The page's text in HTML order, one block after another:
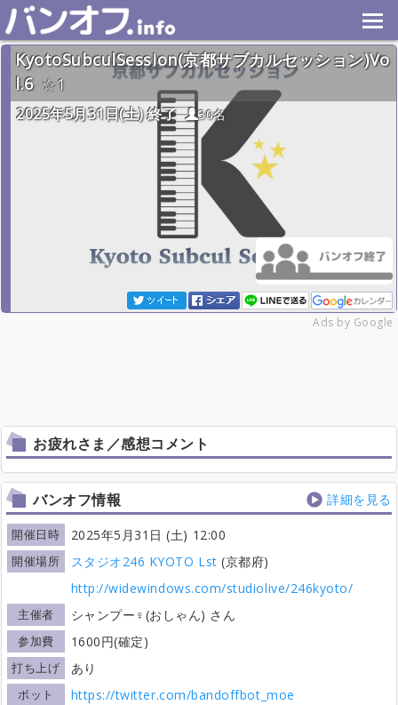
KyotoSubculSession(京都サブカルセッション)Vo
l.6
1
2025年5月31日(土) 終了
30名
Ads by Google
お疲れさま／感想コメント
バンオフ情報 詳細を見る
開催日時 2025年5月31日 (土) 12:00
開催場所 スタジオ246 KYOTO Lst (京都府)
http://widewindows.com/studiolive/246kyoto/
主催者 シャンプー♀(おしゃん) さん
参加費 1600円(確定)
打ち上げ あり
ボット
https://twitter.com/bandoffbot_moe